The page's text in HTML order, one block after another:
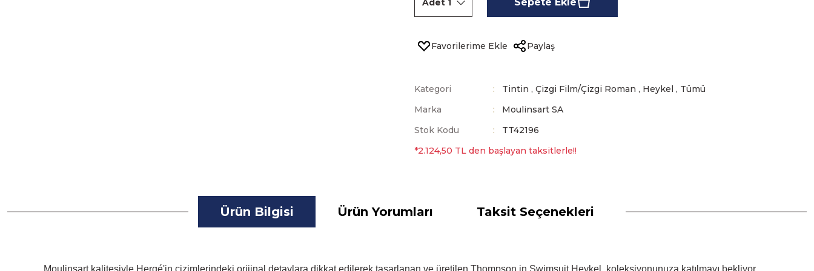
Paylaş
Kategori Tintin , Çizgi Film/Çizgi Roman , Heykel , Tümü
Marka
Moulinsart SA
Stok Kodu
TT42196
*2.124,50 TL den başlayan taksitlerle!!
Ürün Bilgisi Ürün Yorumları Taksit Seçenekleri